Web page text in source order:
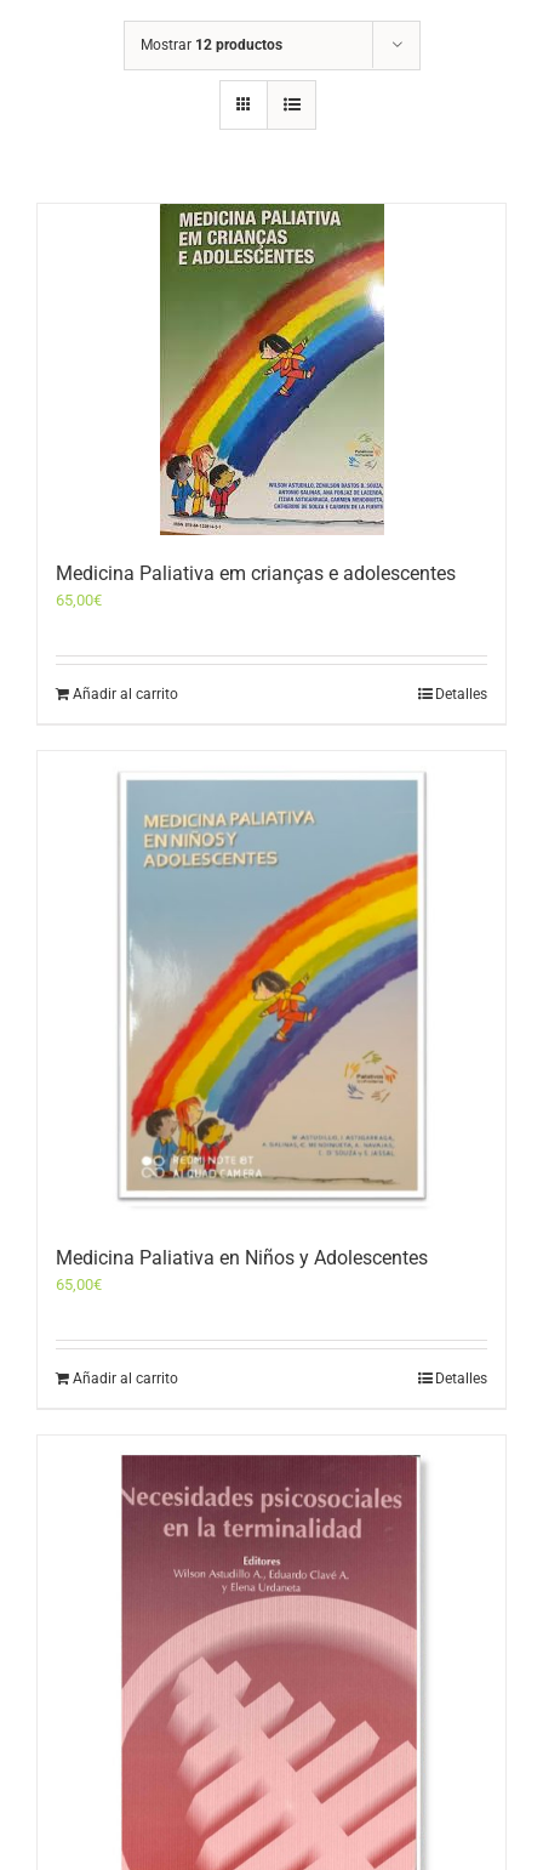
Mostrar 12 productos
Medicina Paliativa em crianças e adolescentes
65,00€
Añadir al carrito Detalles
Medicina Paliativa en Niños y Adolescentes
65,00€
Añadir al carrito Detalles